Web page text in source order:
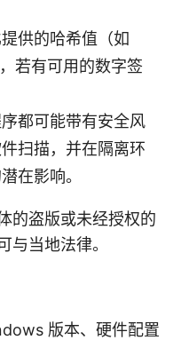
供的哈希值（如
若有可用的数字签
都可能带有安全风
扫描，并在隔离环
在影响。
的盗版或未经授权的
与当地法律。
版本、硬件配置